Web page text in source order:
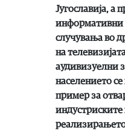
Југославија, а
информативни
случувања во
на
аудивизуелни
населението
пример за